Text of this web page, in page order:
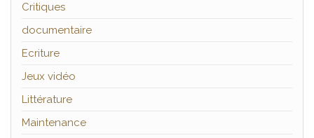
Critiques
documentaire
Ecriture
Jeux vidéo
Littérature
Maintenance